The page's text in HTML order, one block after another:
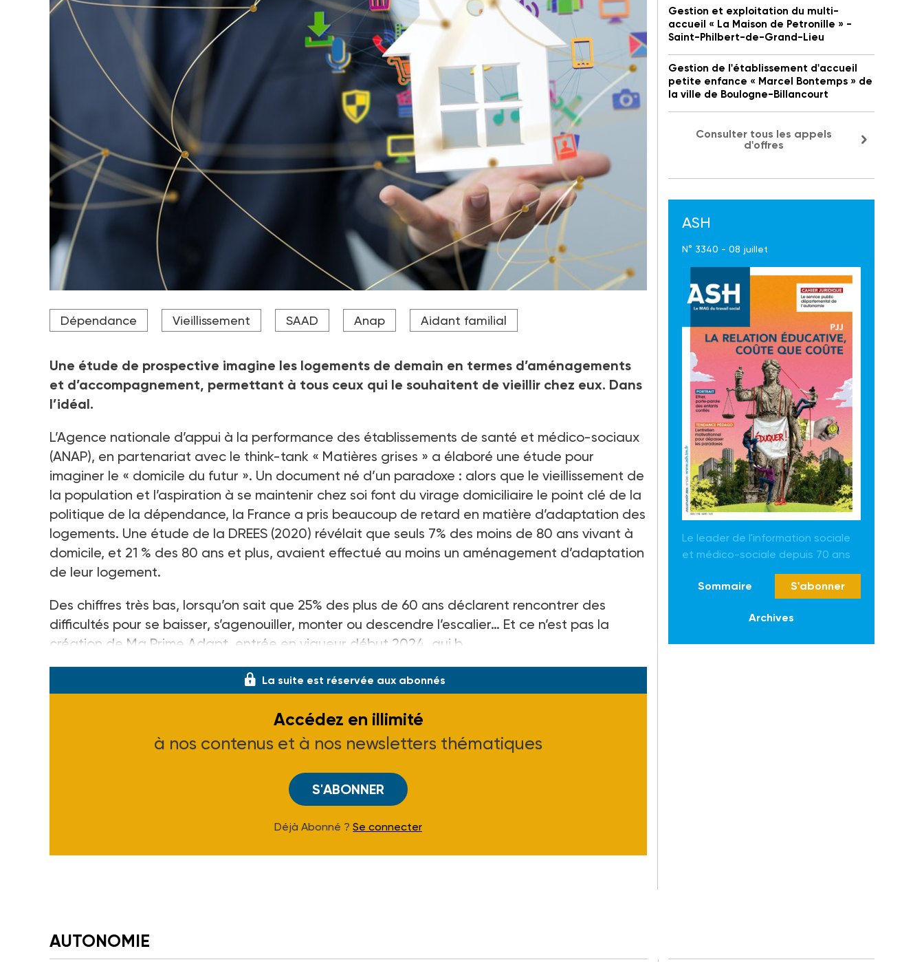
Ce rapport propose des axes de réflexion, alors que 90% des Français souhaitent vieillir à domicile.
Crédit photo vegefox.com - stock.adobe.com
Dépendance Vieillissement SAAD Anap Aidant familial
Une étude de prospective imagine les logements de demain en termes d’aménagements
et d’accompagnement, permettant à tous ceux qui le souhaitent de vieillir chez eux. Dans
l’idéal.
L’Agence nationale d’appui à la performance des établissements de santé et médico-sociaux
(ANAP), en partenariat avec le think-tank « Matières grises » a élaboré une étude pour
imaginer le « domicile du futur ». Un document né d’un paradoxe : alors que le vieillissement de
la population et l’aspiration à se maintenir chez soi font du virage domiciliaire le point clé de la
politique de la dépendance, la France a pris beaucoup de retard en matière d’adaptation des
logements. Une étude de la DREES (2020) révélait que seuls 7% des moins de 80 ans vivant à
domicile, et 21 % des 80 ans et plus, avaient effectué au moins un aménagement d’adaptation
de leur logement.
Des chiffres très bas, lorsqu’on sait que 25% des plus de 60 ans déclarent rencontrer des
difficultés pour se baisser, s’agenouiller, monter ou descendre l’escalier… Et ce n’est pas la
création de Ma Prime Adapt, entrée en vigueur début 2024, qui b
La suite est réservée aux abonnés
Accédez en illimité
à nos contenus et à nos newsletters thématiques
S'ABONNER
Déjà Abonné ? Se connecter
Gestion et exploitation du multi-
accueil « La Maison de Petronille » -
Saint-Philbert-de-Grand-Lieu
Gestion de l'établissement d'accueil
petite enfance « Marcel Bontemps » de
la ville de Boulogne-Billancourt
Consulter tous les appels
d'offres
ASH
N° 3340 - 08 juillet
Le leader de l'information sociale
et médico-sociale depuis 70 ans
Sommaire S'abonner
Archives
AUTONOMIE